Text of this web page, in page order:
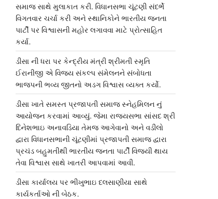
સમાજ સાથે મુલાકાત કરી. વિધાનસભા ચૂંટણી સંદર્ભે
વિગતવાર ચર્ચા કરી અને સ્થાનિકોને ભારતીય જનતા
પાર્ટી પર વિશ્વાસની મહોર લગાવવા માટે પ્રોત્સાહિત
કર્યા.
ડીસા ની ધરા પર કેન્દ્રીય મંત્રી શ્રીમતી સ્મૃતિ
ઈરાનીજી એ વિજય સંકલ્પ સંમેલનને સંબોધતા
ભાજપની ભવ્ય જીતનો અડગ વિશ્વાસ વ્યક્ત કર્યો.
ડીસા ખાતે સમસ્ત પ્રજાપતી સમાજ સ્નેહમિલન નું
આયોજન કરવામાં આવ્યું. જેમા રાજ્યસભા સાંસદ શ્રી
દિનેશભાઇ અનાવડિયા તેમજ આગેવાનો અને વડીલો
દ્વારા વિધાનસભાની ચૂંટણીમાં પ્રજાપતી સમાજ દ્વારા
પ્રચંડ બહુમતીથી ભારતીય જનતા પાર્ટી વિજયી થાય
તેવા વિશ્વાસ સાથે ખાતરી આપવામાં આવી.
ડીસા કાર્યાલય પર ભીખુભાઇ દલસાણીયા સાથે
કાર્યકર્તાઓ ની બેઠક.